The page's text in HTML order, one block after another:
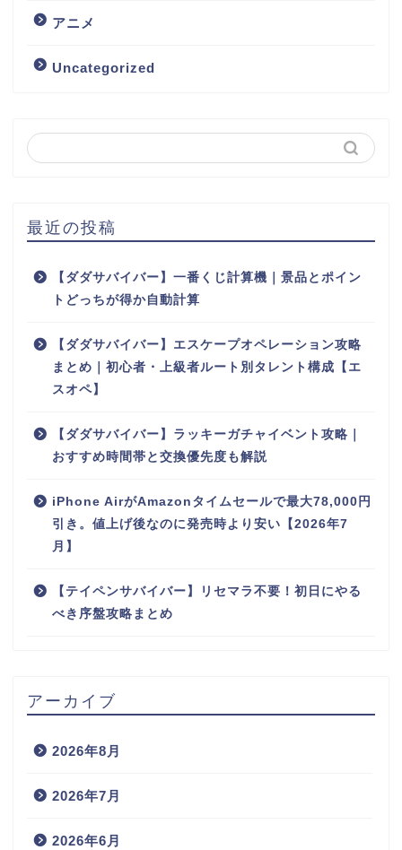
アニメ
Uncategorized
最近の投稿
【ダダサバイバー】一番くじ計算機｜景品とポイン
トどっちが得か自動計算
【ダダサバイバー】エスケープオペレーション攻略
まとめ｜初心者・上級者ルート別タレント構成【エ
スオペ】
【ダダサバイバー】ラッキーガチャイベント攻略｜
おすすめ時間帯と交換優先度も解説
iPhone AirがAmazonタイムセールで最大78,000円
引き。値上げ後なのに発売時より安い【2026年7
月】
【テイペンサバイバー】リセマラ不要！初日にやる
べき序盤攻略まとめ
アーカイブ
2026年8月
2026年7月
2026年6月